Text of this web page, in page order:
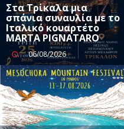
Στα Τρίκαλα μια
σπάνια συναυλία με το
Ιταλικό κουαρτέτο
MARTA PIGNATARO
06/08/2026